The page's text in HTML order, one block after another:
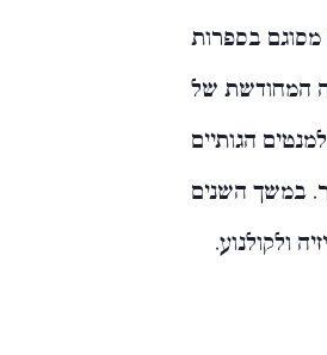
בספרות
המחודשת של
מן האלמנטים הגותיים
במשך השנים
ולקולנוע.